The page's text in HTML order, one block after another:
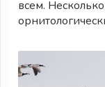
всем.